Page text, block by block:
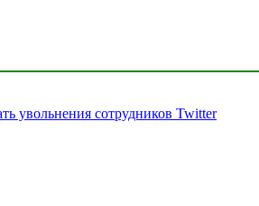
увольнения сотрудников Twitter